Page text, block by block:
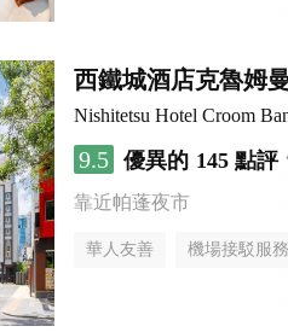
西鐵城酒店克魯姆
Nishitetsu Hotel Croom
9.5 優異的 145 點評
靠近帕蓬夜市
華人友善 機場接駁服務